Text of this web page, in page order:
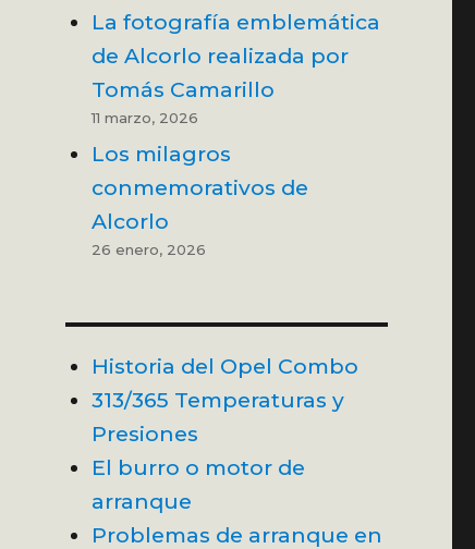
La fotografía emblemática
de Alcorlo realizada por
Tomás Camarillo
11 marzo, 2026
Los milagros
conmemorativos de
Alcorlo
26 enero, 2026
Historia del Opel Combo
313/365 Temperaturas y
Presiones
El burro o motor de
arranque
Problemas de arranque en